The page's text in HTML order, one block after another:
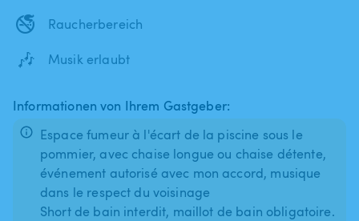
🚭 Raucherbereich
🎶 Musik erlaubt
Informationen von Ihrem Gastgeber:
Espace fumeur à l'écart de la piscine sous le
pommier, avec chaise longue ou chaise détente,
événement autorisé avec mon accord, musique
dans le respect du voisinage
Short de bain interdit, maillot de bain obligatoire.